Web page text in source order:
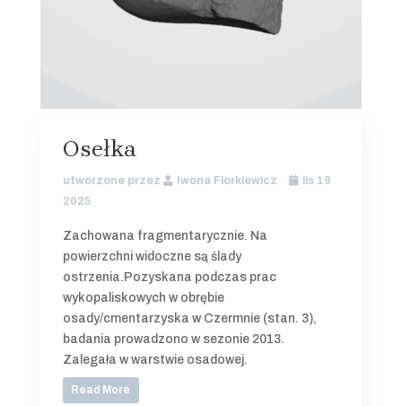
Osełka
utworzone przez Iwona Florkiewicz
lis 19
2025
Zachowana fragmentarycznie. Na
powierzchni widoczne są ślady
ostrzenia.Pozyskana podczas prac
wykopaliskowych w obrębie
osady/cmentarzyska w Czermnie (stan. 3),
badania prowadzono w sezonie 2013.
Zalegała w warstwie osadowej.
Read More